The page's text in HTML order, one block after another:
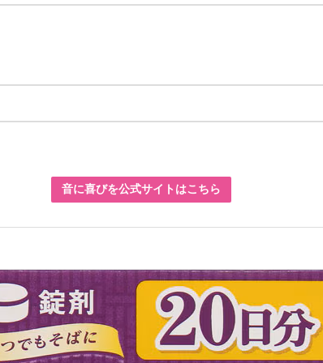
音に喜びを公式サイトはこちら